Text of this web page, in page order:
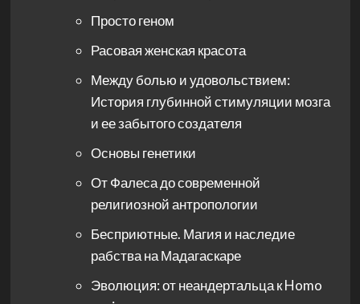
Просто геном
Расовая женская красота
Между болью и удовольствием:
История глубинной стимуляции мозга
и ее забытого создателя
Основы генетики
От Фалеса до современной
религиозной антропологии
Бесприютные. Магия и наследие
рабства на Мадагаскаре
Эволюция: от неандертальца к Homo